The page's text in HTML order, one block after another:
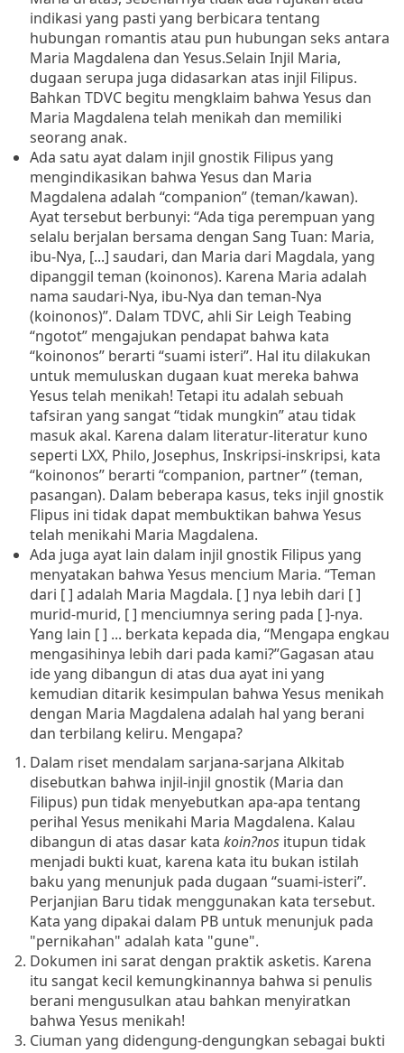
indikasi yang pasti yang berbicara tentang
hubungan romantis atau pun hubungan seks antara
Maria Magdalena dan Yesus.Selain Injil Maria,
dugaan serupa juga didasarkan atas injil Filipus.
Bahkan TDVC begitu mengklaim bahwa Yesus dan
Maria Magdalena telah menikah dan memiliki
seorang anak.
Ada satu ayat dalam injil gnostik Filipus yang
mengindikasikan bahwa Yesus dan Maria
Magdalena adalah “companion” (teman/kawan).
Ayat tersebut berbunyi: “Ada tiga perempuan yang
selalu berjalan bersama dengan Sang Tuan: Maria,
ibu-Nya, [...] saudari, dan Maria dari Magdala, yang
dipanggil teman (koinonos). Karena Maria adalah
nama saudari-Nya, ibu-Nya dan teman-Nya
(koinonos)”. Dalam TDVC, ahli Sir Leigh Teabing
“ngotot” mengajukan pendapat bahwa kata
“koinonos” berarti “suami isteri”. Hal itu dilakukan
untuk memuluskan dugaan kuat mereka bahwa
Yesus telah menikah! Tetapi itu adalah sebuah
tafsiran yang sangat “tidak mungkin” atau tidak
masuk akal. Karena dalam literatur-literatur kuno
seperti LXX, Philo, Josephus, Inskripsi-inskripsi, kata
“koinonos” berarti “companion, partner” (teman,
pasangan). Dalam beberapa kasus, teks injil gnostik
Flipus ini tidak dapat membuktikan bahwa Yesus
telah menikahi Maria Magdalena.
Ada juga ayat lain dalam injil gnostik Filipus yang
menyatakan bahwa Yesus mencium Maria. “Teman
dari [ ] adalah Maria Magdala. [ ] nya lebih dari [ ]
murid-murid, [ ] menciumnya sering pada [ ]-nya.
Yang lain [ ] ... berkata kepada dia, “Mengapa engkau
mengasihinya lebih dari pada kami?”Gagasan atau
ide yang dibangun di atas dua ayat ini yang
kemudian ditarik kesimpulan bahwa Yesus menikah
dengan Maria Magdalena adalah hal yang berani
dan terbilang keliru. Mengapa?
Dalam riset mendalam sarjana-sarjana Alkitab
disebutkan bahwa injil-injil gnostik (Maria dan
Filipus) pun tidak menyebutkan apa-apa tentang
perihal Yesus menikahi Maria Magdalena. Kalau
dibangun di atas dasar kata koin?nos itupun tidak
menjadi bukti kuat, karena kata itu bukan istilah
baku yang menunjuk pada dugaan “suami-isteri”.
Perjanjian Baru tidak menggunakan kata tersebut.
Kata yang dipakai dalam PB untuk menunjuk pada
"pernikahan" adalah kata "gune".
Dokumen ini sarat dengan praktik asketis. Karena
itu sangat kecil kemungkinannya bahwa si penulis
berani mengusulkan atau bahkan menyiratkan
bahwa Yesus menikah!
Ciuman yang didengung-dengungkan sebagai bukti